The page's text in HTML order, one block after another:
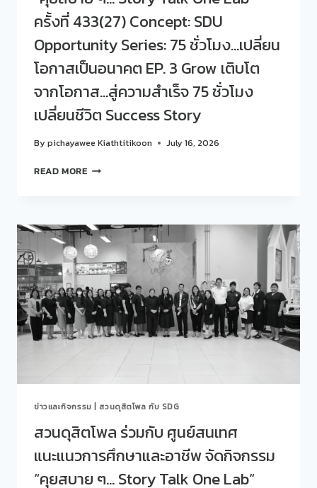
434(28)
CONCEPT:
SDU
OPPORTUNITY
SERIES:
75
ชั่วโมง…
โอกาส
อนาคต
สร้าง
ทักษะ…
สร้าง
อาชีพ
ลงมือ
สร้าง…
ต่อย
อด
เป็น
WORKSHOP
พวง
กุญแจ
ครั้งที่ 433(27) Concept: SDU
Opportunity Series: 75 ชั่วโมง…เปลี่ยน
โอกาสเป็นอนาคต EP. 3 Grow เติบโต
จากโอกาส…สู่ความสำเร็จ 75 ชั่วโมง
เปลี่ยนชีวิต Success Story
Bypichayawee Kiathtitikoon July 16, 2026
READ MOREสวน
ร่วม
กับ
ศูนย์
สนเทศ
แนะแนว
การ
ศึกษา
และ
อาชีพ
กิจกรรม
ๆ…
STORY
TALK
ONE
LAB“
ครั้ง
ข่าวและกิจกรรม สวนดุสิตโพล กับ SDG
สวนดุสิตโพล ร่วมกับ ศูนย์สนเทศ
แนะแนวการศึกษาและอาชีพ จัดกิจกรรม
“คุยสบาย ๆ… Story Talk One Lab“